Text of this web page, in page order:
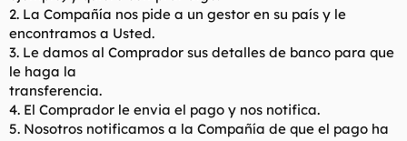
2. La Compañía nos pide a un gestor en su país y le
encontramos a Usted.
3. Le damos al Comprador sus detalles de banco para que
le haga la
transferencia.
4. El Comprador le envia el pago y nos notifica.
5. Nosotros notificamos a la Compañía de que el pago ha